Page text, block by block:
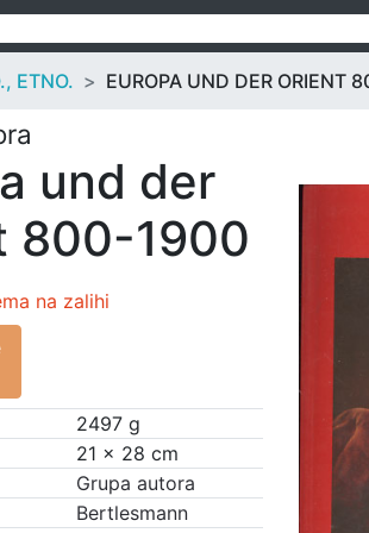
ETNO. EUROPA UND DER ORIENT
und der
800-1900
na zalihi
2497 g
21 × 28 cm
Grupa autora
Bertlesmann